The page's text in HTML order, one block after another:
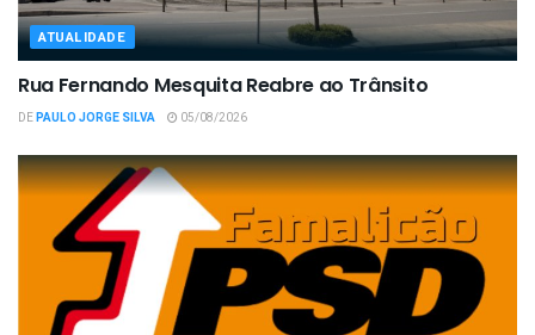
ATUALIDADE
Rua Fernando Mesquita Reabre ao Trânsito
DEPAULO JORGE SILVA 05/08/2026